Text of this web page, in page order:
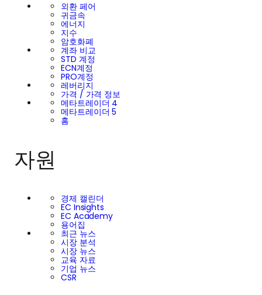
외환 페어
귀금속
에너지
지수
암호화폐
계좌 비교
STD 계정
ECN계정
PRO계정
레버리지
가격 / 가격 정보
메타트레이더 4
메타트레이더 5
홈
자원
경제 캘린더
EC Insights
EC Academy
용어집
최근 뉴스
시장 분석
시장 뉴스
교육 자료
기업 뉴스
CSR